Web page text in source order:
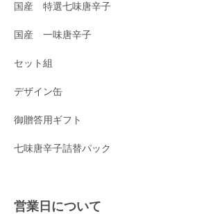
国産 特選七味唐辛子
国産 一味唐辛子
セット組
デザイン缶
御贈答用ギフト
七味唐辛子詰替パック
営業日について